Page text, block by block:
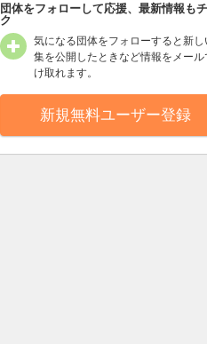
団体をフォローして応援、最新情報も
ク
気になる団体をフォローすると新し
集を公開したときなど情報をメール
け取れます。
新規無料ユーザー登録